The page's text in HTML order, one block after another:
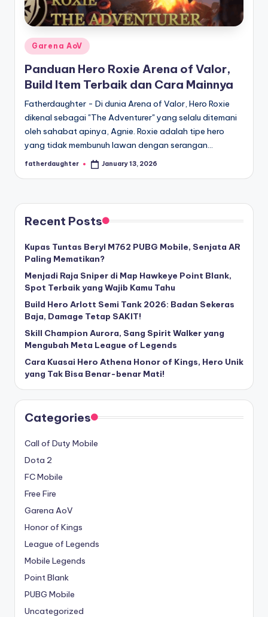
-
S
p
o
r
t
s
analisis,
dan
liputan
mendalam
seputar
dunia
e-
sport
dan
gaming
kompetitif.
Posted
in
Garena AoV
Panduan Hero Roxie Arena of Valor,
Build Item Terbaik dan Cara Mainnya
Fatherdaughter - Di dunia Arena of Valor, Hero Roxie
dikenal sebagai "The Adventurer" yang selalu ditemani
oleh sahabat apinya, Agnie. Roxie adalah tipe hero
yang tidak membunuh lawan dengan serangan…
Posted
fatherdaughter January 13, 2026
Recent Posts
Kupas Tuntas Beryl M762 PUBG Mobile, Senjata AR
Paling Mematikan?
Menjadi Raja Sniper di Map Hawkeye Point Blank,
Spot Terbaik yang Wajib Kamu Tahu
Build Hero Arlott Semi Tank 2026: Badan Sekeras
Baja, Damage Tetap SAKIT!
Skill Champion Aurora, Sang Spirit Walker yang
Mengubah Meta League of Legends
Cara Kuasai Hero Athena Honor of Kings, Hero Unik
yang Tak Bisa Benar-benar Mati!
Categories
Call of Duty Mobile
Dota 2
FC Mobile
Free Fire
Garena AoV
Honor of Kings
League of Legends
Mobile Legends
Point Blank
PUBG Mobile
Uncategorized